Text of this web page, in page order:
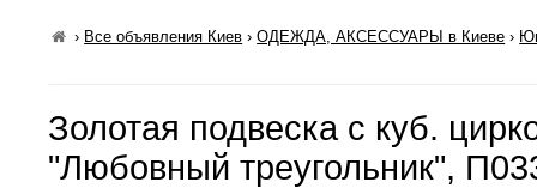
› Все объявления Киев ›ОДЕЖДА, АКСЕССУАРЫ в Киеве ›
Золотая подвеска с куб.
"Любовный треугольник",